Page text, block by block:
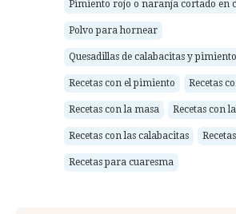
Pimiento rojo o naranja cortado en
Polvo para hornear
Quesadillas de calabacitas y pimiento
Recetas con el pimiento Recetas
Recetas con la masa Recetas con
Recetas con las calabacitas
Recetas para cuaresma